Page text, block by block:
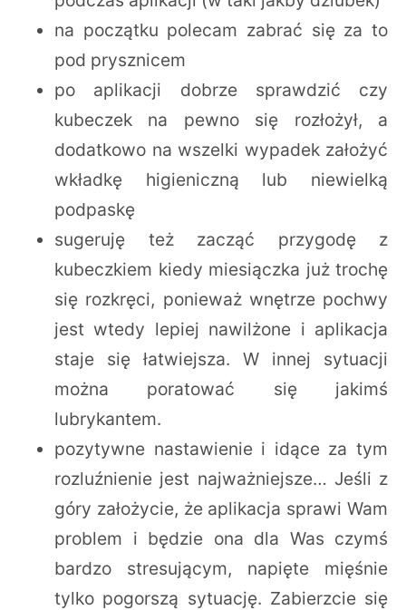
na początku polecam zabrać się za to
pod prysznicem
po aplikacji dobrze sprawdzić czy
kubeczek na pewno się rozłożył, a
dodatkowo na wszelki wypadek założyć
wkładkę higieniczną lub niewielką
podpaskę
sugeruję też zacząć przygodę z
kubeczkiem kiedy miesiączka już trochę
się rozkręci, ponieważ wnętrze pochwy
jest wtedy lepiej nawilżone i aplikacja
staje się łatwiejsza. W innej sytuacji
można poratować się jakimś
lubrykantem.
pozytywne nastawienie i idące za tym
rozluźnienie jest najważniejsze… Jeśli z
góry założycie, że aplikacja sprawi Wam
problem i będzie ona dla Was czymś
bardzo stresującym, napięte mięśnie
tylko pogorszą sytuację. Zabierzcie się